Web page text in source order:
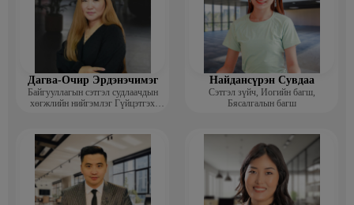
Дагва-Очир Эрдэнэчимэг
Байгууллагын сэтгэл судлаачдын
хөгжлийн нийгэмлэг Гүйцэтгэх
Найдансүрэн Сувдаа
Сэтгэл зүйч, Иогийн багш,
Бясалгалын багш